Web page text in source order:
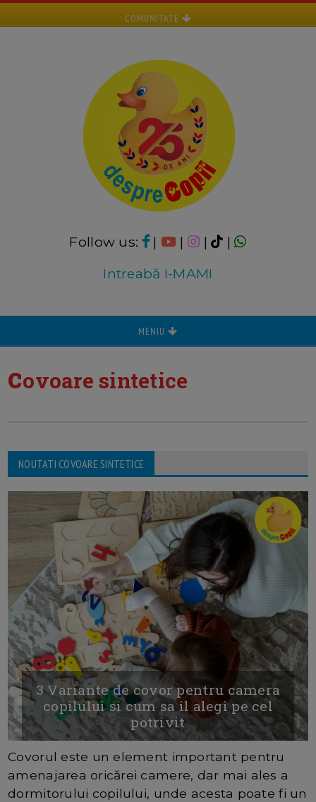
COMUNITATE
Follow us: | | |
|
Intreabă I-MAMI
MENIU
covoare sintetice
NOUTATI COVOARE SINTETICE
3 Variante de covor pentru camera
copilului si cum sa il alegi pe cel
potrivit
Covorul este un element important pentru
amenajarea oricărei camere, dar mai ales a
dormitorului copilului, unde acesta poate fi un